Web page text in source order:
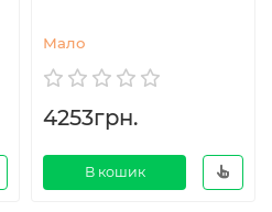
Мало
4253грн.
В кошик